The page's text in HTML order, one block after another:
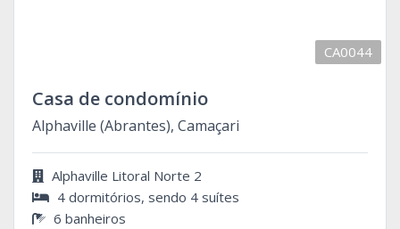
CA0044
Casa de condomínio
Alphaville (Abrantes), Camaçari
Alphaville Litoral Norte 2
4 dormitórios, sendo 4 suítes
6 banheiros